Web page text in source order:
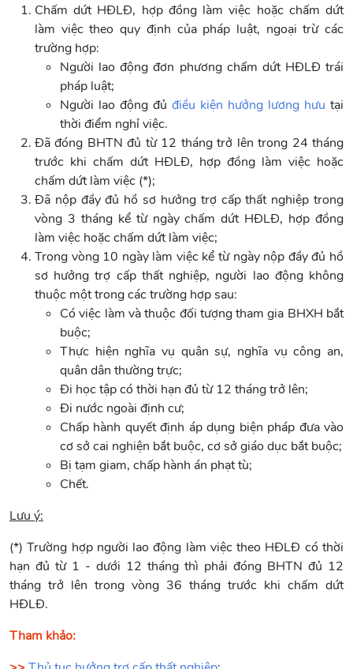
Chấm dứt HĐLĐ, hợp đồng làm việc hoặc chấm dứt
làm việc theo quy định của pháp luật, ngoại trừ các
trường hợp:
Người lao động đơn phương chấm dứt HĐLĐ trái
pháp luật;
Người lao động đủ điều kiện hưởng lương hưu tại
thời điểm nghỉ việc.
Đã đóng BHTN đủ từ 12 tháng trở lên trong 24 tháng
trước khi chấm dứt HĐLĐ, hợp đồng làm việc hoặc
chấm dứt làm việc (*);
Đã nộp đầy đủ hồ sơ hưởng trợ cấp thất nghiệp trong
vòng 3 tháng kể từ ngày chấm dứt HĐLĐ, hợp đồng
làm việc hoặc chấm dứt làm việc;
Trong vòng 10 ngày làm việc kể từ ngày nộp đầy đủ hồ
sơ hưởng trợ cấp thất nghiệp, người lao động không
thuộc một trong các trường hợp sau:
Có việc làm và thuộc đối tượng tham gia BHXH bắt
buộc;
Thực hiện nghĩa vụ quân sự, nghĩa vụ công an,
quân dân thường trực;
Đi học tập có thời hạn đủ từ 12 tháng trở lên;
Đi nước ngoài định cư;
Chấp hành quyết định áp dụng biện pháp đưa vào
cơ sở cai nghiện bắt buộc, cơ sở giáo dục bắt buộc;
Bị tạm giam, chấp hành án phạt tù;
Chết.
Lưu ý:
(*) Trường hợp người lao động làm việc theo HĐLĐ có thời
hạn đủ từ 1 - dưới 12 tháng thì phải đóng BHTN đủ 12
tháng trở lên trong vòng 36 tháng trước khi chấm dứt
HĐLĐ.
Tham khảo: